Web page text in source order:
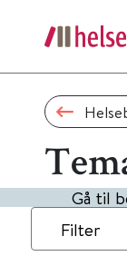
Gå til
Filter